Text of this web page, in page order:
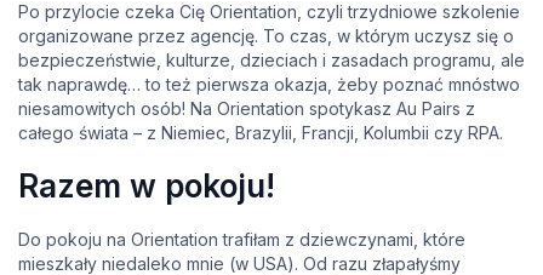
Po przylocie czeka Cię Orientation, czyli trzydniowe szkolenie
organizowane przez agencję. To czas, w którym uczysz się o
bezpieczeństwie, kulturze, dzieciach i zasadach programu, ale
tak naprawdę… to też pierwsza okazja, żeby poznać mnóstwo
niesamowitych osób! Na Orientation spotykasz Au Pairs z
całego świata – z Niemiec, Brazylii, Francji, Kolumbii czy RPA.
Razem w pokoju!
Do pokoju na Orientation trafiłam z dziewczynami, które
mieszkały niedaleko mnie (w USA). Od razu złapałyśmy